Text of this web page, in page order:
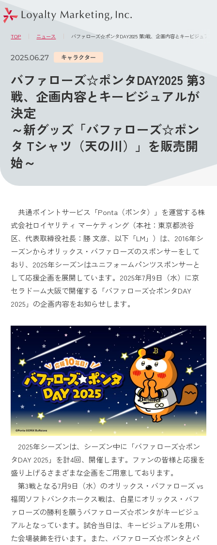
TOP ニュース バファローズ☆ポンタDAY2025 第3戦、企画内容とキービジュア
2025.06.27 キャラクター
バファローズ☆ポンタDAY2025 第3
戦、企画内容とキービジュアルが
決定
～新グッズ「バファローズ☆ポン
タ Tシャツ（天の川）」を販売開
始～
共通ポイントサービス「Ponta（ポンタ）」を運営する株
式会社ロイヤリティ マーケティング（本社：東京都渋谷
区、代表取締役社長：勝 文彦、以下「LM」）は、2016年シ
ーズンからオリックス・バファローズのスポンサーをして
おり、2025年シーズンはユニフォームパンツスポンサーと
して応援企画を展開しています。2025年7月9日（水）に京
セラドーム大阪で開催する「バファローズ☆ポンタDAY
2025」の企画内容をお知らせします。
2025年シーズンは、シーズン中に「バファローズ☆ポン
タDAY 2025」を計4回、開催します。ファンの皆様と応援を
盛り上げるさまざまな企画をご用意しております。
第3戦となる7月9日（水）のオリックス・バファローズ vs
福岡ソフトバンクホークス戦は、白星にオリックス・バフ
ァローズの勝利を願うバファローズ☆ポンタがキービジュ
アルとなっています。試合当日は、キービジュアルを用い
た会場装飾を行います。また、バファローズ☆ポンタとパ